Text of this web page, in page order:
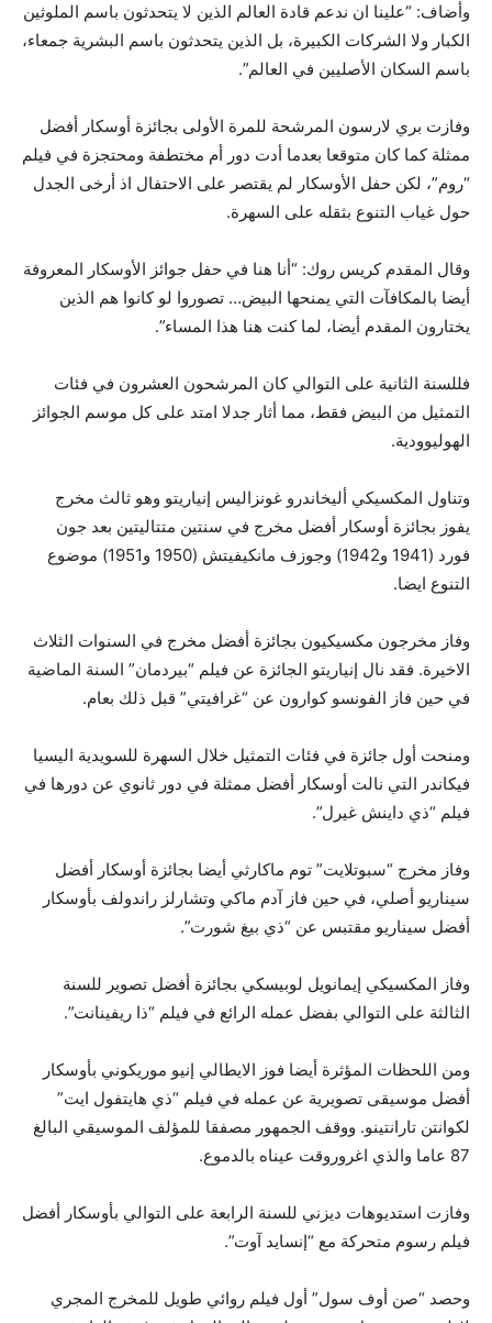
وأضاف: “علينا ان ندعم قادة العالم الذين لا يتحدثون باسم الملوثين
الكبار ولا الشركات الكبيرة، بل الذين يتحدثون باسم البشرية جمعاء،
باسم السكان الأصليين في العالم”.
وفازت بري لارسون المرشحة للمرة الأولى بجائزة أوسكار أفضل
ممثلة كما كان متوقعا بعدما أدت دور أم مختطفة ومحتجزة في فيلم
“روم”، لكن حفل الأوسكار لم يقتصر على الاحتفال اذ أرخى الجدل
حول غياب التنوع بثقله على السهرة.
وقال المقدم كريس روك: “أنا هنا في حفل جوائز الأوسكار المعروفة
أيضا بالمكافآت التي يمنحها البيض… تصوروا لو كانوا هم الذين
يختارون المقدم أيضا، لما كنت هنا هذا المساء”.
فللسنة الثانية على التوالي كان المرشحون العشرون في فئات
التمثيل من البيض فقط، مما أثار جدلا امتد على كل موسم الجوائز
الهوليوودية.
وتناول المكسيكي أليخاندرو غونزاليس إنياريتو وهو ثالث مخرج
يفوز بجائزة أوسكار أفضل مخرج في سنتين متتاليتين بعد جون
فورد (1941 و1942) وجوزف مانكيفيتش (1950 و1951) موضوع
التنوع ايضا.
وفاز مخرجون مكسيكيون بجائزة أفضل مخرج في السنوات الثلاث
الاخيرة. فقد نال إنياريتو الجائزة عن فيلم “بيردمان” السنة الماضية
في حين فاز الفونسو كوارون عن “غرافيتي” قبل ذلك بعام.
ومنحت أول جائزة في فئات التمثيل خلال السهرة للسويدية اليسيا
فيكاندر التي نالت أوسكار أفضل ممثلة في دور ثانوي عن دورها في
فيلم “ذي داينش غيرل”.
وفاز مخرج “سبوتلايت” توم ماكارثي أيضا بجائزة أوسكار أفضل
سيناريو أصلي، في حين فاز آدم ماكي وتشارلز راندولف بأوسكار
أفضل سيناريو مقتبس عن “ذي بيغ شورت”.
وفاز المكسيكي إيمانويل لوبيسكي بجائزة أفضل تصوير للسنة
الثالثة على التوالي بفضل عمله الرائع في فيلم “ذا ريفينانت”.
ومن اللحظات المؤثرة أيضا فوز الايطالي إنيو موريكوني بأوسكار
أفضل موسيقى تصويرية عن عمله في فيلم “ذي هايتفول ايت”
لكوانتن تارانتينو. ووقف الجمهور مصفقا للمؤلف الموسيقي البالغ
87 عاما والذي اغروروقت عيناه بالدموع.
وفازت استديوهات ديزني للسنة الرابعة على التوالي بأوسكار أفضل
فيلم رسوم متحركة مع “إنسايد آوت”.
وحصد “صن أوف سول” أول فيلم روائي طويل للمخرج المجري